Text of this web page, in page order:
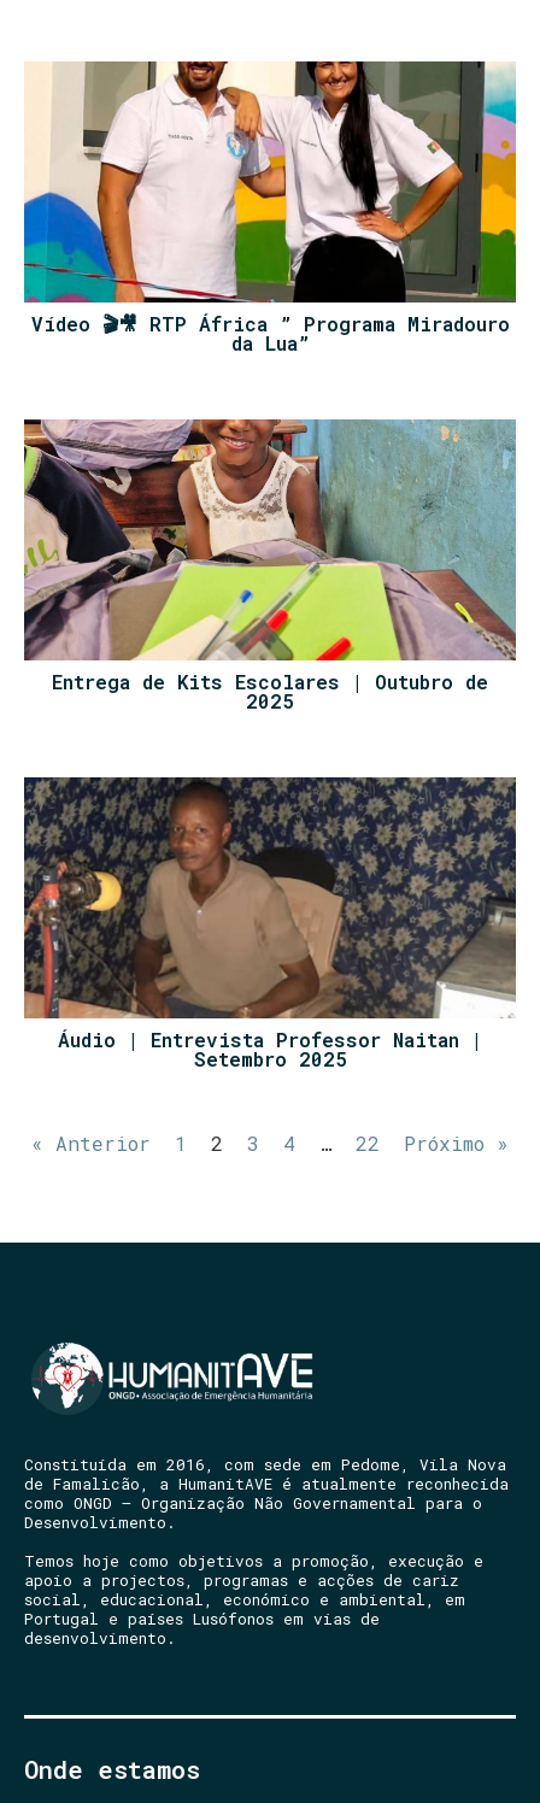
Vídeo 🎬🎥 RTP África ” Programa Miradouro
da Lua”
Entrega de Kits Escolares | Outubro de
2025
Áudio | Entrevista Professor Naitan |
Setembro 2025
« Anterior 1 2 3 4 … 22 Próximo »
Constituída em 2016, com sede em Pedome, Vila Nova
de Famalicão, a HumanitAVE é atualmente reconhecida
como ONGD – Organização Não Governamental para o
Desenvolvimento.
Temos hoje como objetivos a promoção, execução e
apoio a projectos, programas e acções de cariz
social, educacional, económico e ambiental, em
Portugal e países Lusófonos em vias de
desenvolvimento.
Onde estamos